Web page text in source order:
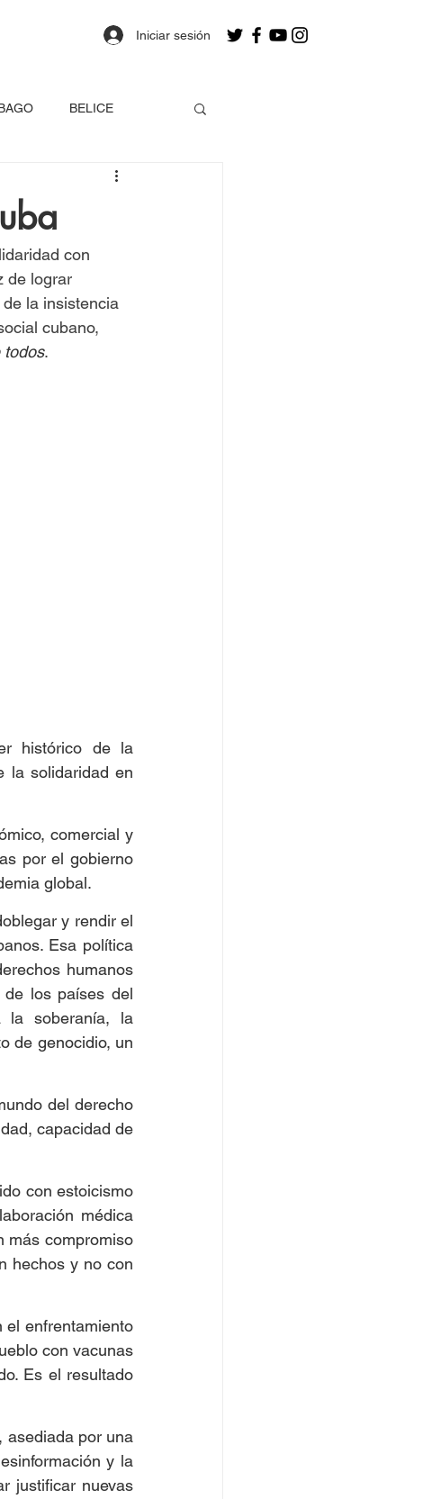
Iniciar sesión
BELICE
Estados Unidos
con
de lograr
la insistencia
cubano,
todos.
histórico de la
la solidaridad en
comercial y
por el gobierno
global.
y rendir el
Esa política
humanos
los países del
soberanía, la
de genocidio, un
del derecho
capacidad de
con estoicismo
médica
más compromiso
hechos y no con
el enfrentamiento
con vacunas
Es el resultado
asediada por una
y la
justificar nuevas